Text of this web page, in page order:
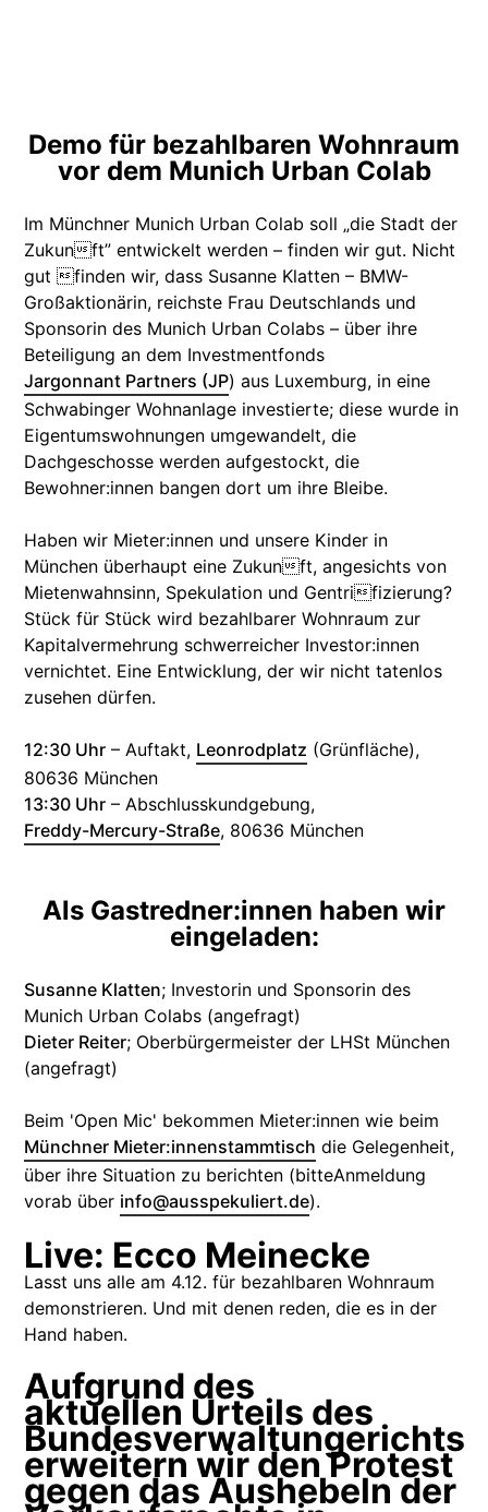
Demo für bezahlbaren Wohnraum
vor dem Munich Urban Colab
Im Münchner Munich Urban Colab soll „die Stadt der
Zukunft” entwickelt werden – finden wir gut. Nicht
gut finden wir, dass Susanne Klatten – BMW-
Großaktionärin, reichste Frau Deutschlands und
Sponsorin des Munich Urban Colabs – über ihre
Beteiligung an dem Investmentfonds
Jargonnant Partners (JP) aus Luxemburg, in eine
Schwabinger Wohnanlage investierte; diese wurde in
Eigentumswohnungen umgewandelt, die
Dachgeschosse werden aufgestockt, die
Bewohner:innen bangen dort um ihre Bleibe.
Haben wir Mieter:innen und unsere Kinder in
München überhaupt eine Zukunft, angesichts von
Mietenwahnsinn, Spekulation und Gentrifizierung?
Stück für Stück wird bezahlbarer Wohnraum zur
Kapitalvermehrung schwerreicher Investor:innen
vernichtet. Eine Entwicklung, der wir nicht tatenlos
zusehen dürfen.
12:30 Uhr – Auftakt, Leonrodplatz (Grünfläche),
80636 München
13:30 Uhr – Abschlusskundgebung,
Freddy-Mercury-Straße, 80636 München
Als Gastredner:innen haben wir
eingeladen:
Susanne Klatten; Investorin und Sponsorin des
Munich Urban Colabs (angefragt)
Dieter Reiter; Oberbürgermeister der LHSt München
(angefragt)
Beim 'Open Mic' bekommen Mieter:innen wie beim
Münchner Mieter:innenstammtisch die Gelegenheit,
über ihre Situation zu berichten (bitteAnmeldung
vorab über info@ausspekuliert.de).
Live: Ecco Meinecke
Lasst uns alle am 4.12. für bezahlbaren Wohnraum
demonstrieren. Und mit denen reden, die es in der
Hand haben.
Aufgrund des
aktuellen Urteils des
Bundesverwaltungerichts
erweitern wir den Protest
gegen das Aushebeln der